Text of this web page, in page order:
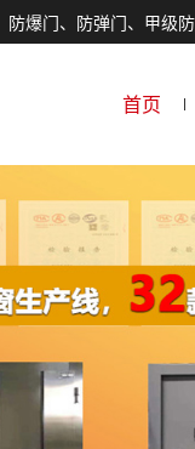
爆门、防弹门、甲级
首页